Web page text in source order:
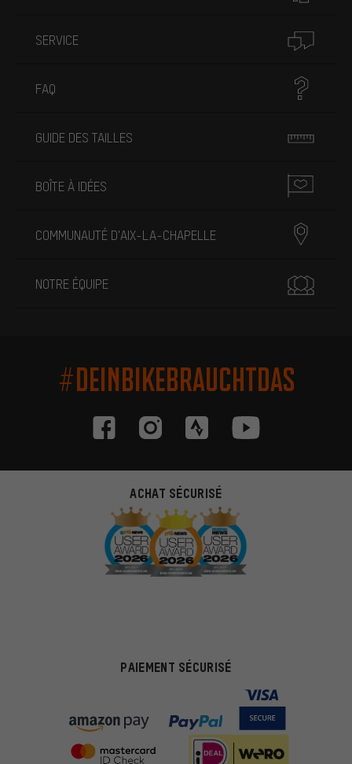
SERVICE
FAQ
GUIDE DES TAILLES
BOÎTE À IDÉES
COMMUNAUTÉ D'AIX-LA-CHAPELLE
NOTRE ÉQUIPE
#DEINBIKEBRAUCHTDAS
ACHAT SÉCURISÉ
PAIEMENT SÉCURISÉ